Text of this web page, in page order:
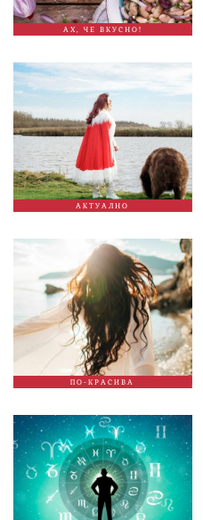
АХ, ЧЕ ВКУСНО!
АКТУАЛНО
ПО-КРАСИВА